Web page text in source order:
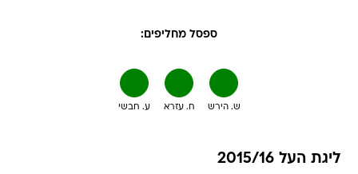
ספסל מחליפים:
ע. חבשי ח. עזרא ש. הירש
ליגת העל 2015/16